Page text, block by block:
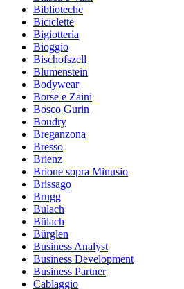
Biblioteche
Biciclette
Bigiotteria
Bioggio
Bischofszell
Blumenstein
Bodywear
Borse e Zaini
Bosco Gurin
Boudry
Breganzona
Bresso
Brienz
Brione sopra Minusio
Brissago
Brugg
Bulach
Bülach
Bürglen
Business Analyst
Business Development
Business Partner
Cablaggio